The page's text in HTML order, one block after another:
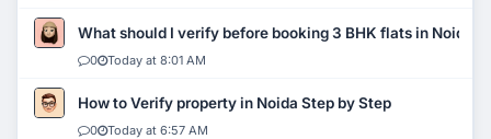
What should I verify before booking 3 BHK flats in Noida?
0 Today at 8:01 AM
How to Verify property in Noida Step by Step
0 Today at 6:57 AM